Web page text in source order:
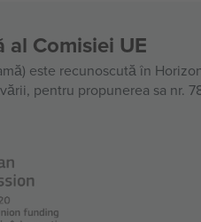
Comisiei UE
este recunoscută în
pentru propunerea sa nr.